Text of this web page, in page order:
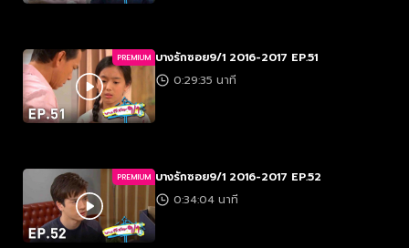
PREMIUM บางรักซอย9/1 2016-2017 EP.51
0:29:35 นาที
PREMIUM บางรักซอย9/1 2016-2017 EP.52
0:34:04 นาที